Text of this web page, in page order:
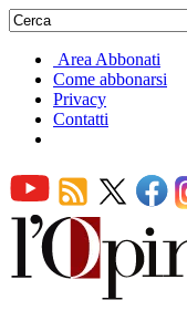
Area Abbonati
Come abbonarsi
Privacy
Contatti